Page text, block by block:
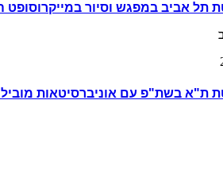
תל אביב במפגש וסיור במייקרוסופט
ת"א בשת"פ עם אוניברסיטאות